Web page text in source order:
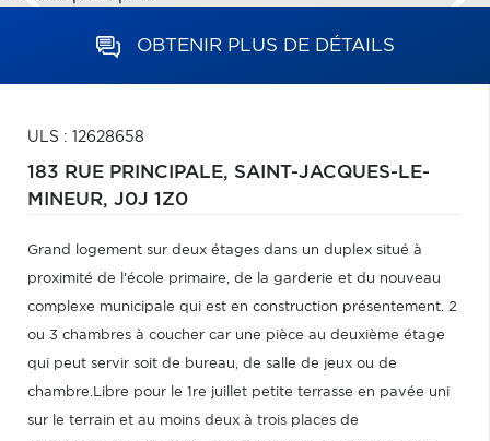
OBTENIR PLUS DE DÉTAILS
ULS : 12628658
183 RUE PRINCIPALE, SAINT-JACQUES-LE-
MINEUR, J0J 1Z0
Grand logement sur deux étages dans un duplex situé à
proximité de l'école primaire, de la garderie et du nouveau
complexe municipale qui est en construction présentement. 2
ou 3 chambres à coucher car une pièce au deuxième étage
qui peut servir soit de bureau, de salle de jeux ou de
chambre.Libre pour le 1re juillet petite terrasse en pavée uni
sur le terrain et au moins deux à trois places de